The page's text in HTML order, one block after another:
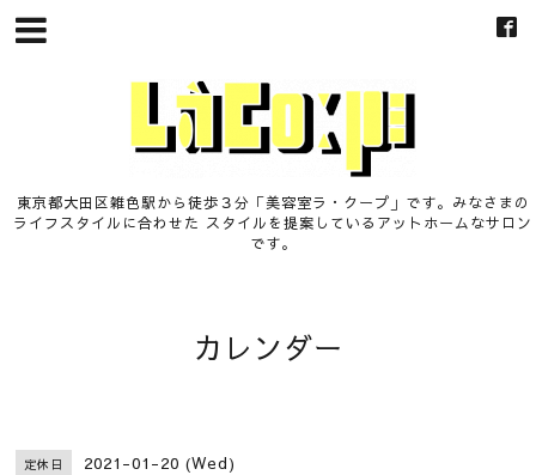
東京都大田区雑色駅から徒歩３分「美容室ラ・クープ」です。みなさまの
ライフスタイルに合わせた スタイルを提案しているアットホームなサロン
です。
カレンダー
定休日 2021-01-20 (Wed)